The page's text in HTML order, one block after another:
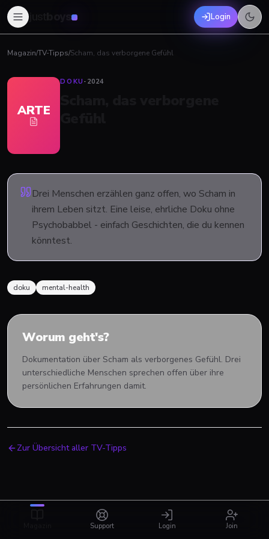
boys Login
Magazin/TV-Tipps/Scham, das verborgene Gefühl
ARTE
DOKU· 2024
Drei Menschen erzählen ganz offen, wo Scham in
ihrem Leben sitzt. Eine leise, ehrliche Doku ohne
Psychobabbel - einfach Geschichten, die du kennen
könntest.
doku mental-health
Worum geht's?
Dokumentation über Scham als verborgenes Gefühl. Drei
unterschiedliche Menschen sprechen offen über ihre
persönlichen Erfahrungen damit.
Zur Übersicht aller TV-Tipps
Support Login Join